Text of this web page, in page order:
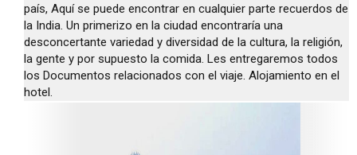
país, Aquí se puede encontrar en cualquier parte recuerdos de
la India. Un primerizo en la ciudad encontraría una
desconcertante variedad y diversidad de la cultura, la religión,
la gente y por supuesto la comida. Les entregaremos todos
los Documentos relacionados con el viaje. Alojamiento en el
hotel.